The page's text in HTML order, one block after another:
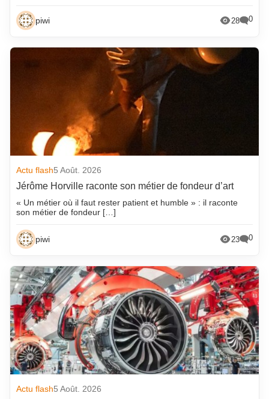
piwi 28 0
Actu flash5 Août. 2026
Jérôme Horville raconte son métier de fondeur d’art
« Un métier où il faut rester patient et humble » : il raconte
son métier de fondeur […]
piwi 23 0
Actu flash5 Août. 2026